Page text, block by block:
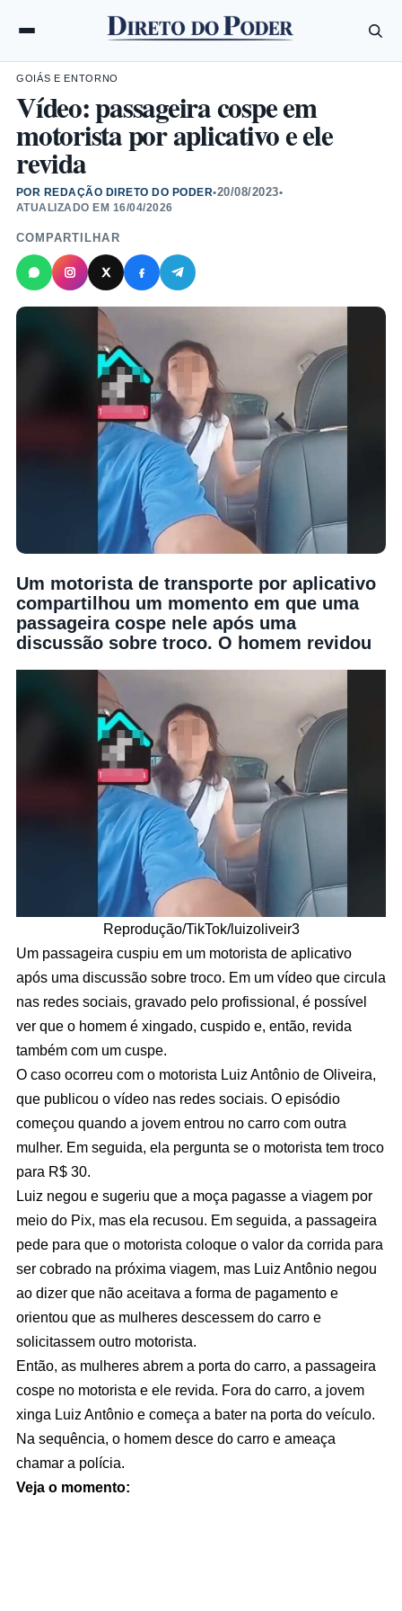
GOIÁS E ENTORNO
Vídeo: passageira cospe em
motorista por aplicativo e ele
revida
POR REDAÇÃO DIRETO DO PODER•20/08/2023•
ATUALIZADO EM 16/04/2026
COMPARTILHAR
Um motorista de transporte por aplicativo
compartilhou um momento em que uma
passageira cospe nele após uma
discussão sobre troco. O homem revidou
Reprodução/TikTok/luizoliveir3
Um passageira cuspiu em um motorista de aplicativo
após uma discussão sobre troco. Em um vídeo que circula
nas redes sociais, gravado pelo profissional, é possível
ver que o homem é xingado, cuspido e, então, revida
também com um cuspe.
O caso ocorreu com o motorista Luiz Antônio de Oliveira,
que publicou o vídeo nas redes sociais. O episódio
começou quando a jovem entrou no carro com outra
mulher. Em seguida, ela pergunta se o motorista tem troco
para R$ 30.
Luiz negou e sugeriu que a moça pagasse a viagem por
meio do Pix, mas ela recusou. Em seguida, a passageira
pede para que o motorista coloque o valor da corrida para
ser cobrado na próxima viagem, mas Luiz Antônio negou
ao dizer que não aceitava a forma de pagamento e
orientou que as mulheres descessem do carro e
solicitassem outro motorista.
Então, as mulheres abrem a porta do carro, a passageira
cospe no motorista e ele revida. Fora do carro, a jovem
xinga Luiz Antônio e começa a bater na porta do veículo.
Na sequência, o homem desce do carro e ameaça
chamar a polícia.
Veja o momento: